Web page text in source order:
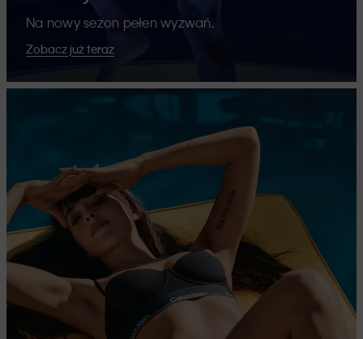
Na nowy sezon pełen wyzwań.
Zobacz już teraz